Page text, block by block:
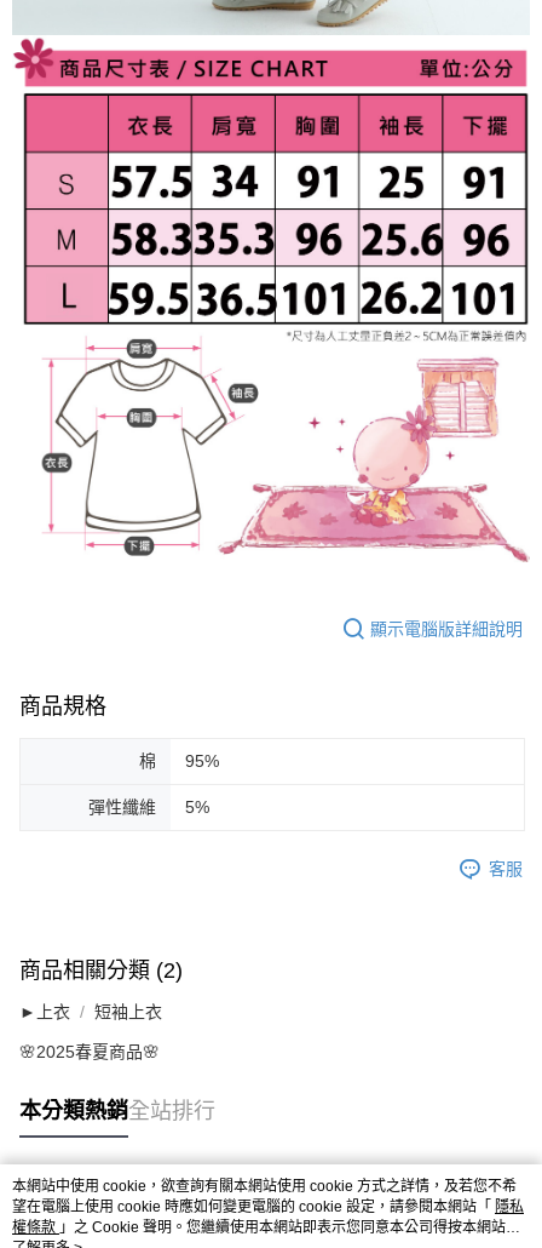
顯示電腦版詳細說明
商品規格
棉 95%
彈性纖維 5%
客服
商品相關分類 (2)
►上衣 短袖上衣
🌸2025春夏商品🌸
本分類熱銷全站排行
熱門標籤
本網站中使用 cookie，欲查詢有關本網站使用 cookie 方式之詳情，及若您不希
望在電腦上使用 cookie 時應如何變更電腦的 cookie 設定，請參閱本網站「 隱私
權條款 」之 Cookie 聲明。您繼續使用本網站即表示您同意本公司得按本網站使